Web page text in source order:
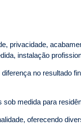
privacidade,
instalação
no resultado
medida para
oferecendo